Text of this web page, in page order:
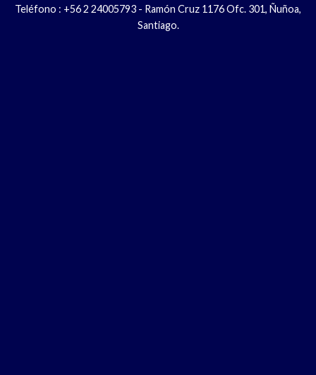
Teléfono : +56 2 24005793 - Ramón Cruz 1176 Ofc. 301, Ñuñoa,
Santiago.